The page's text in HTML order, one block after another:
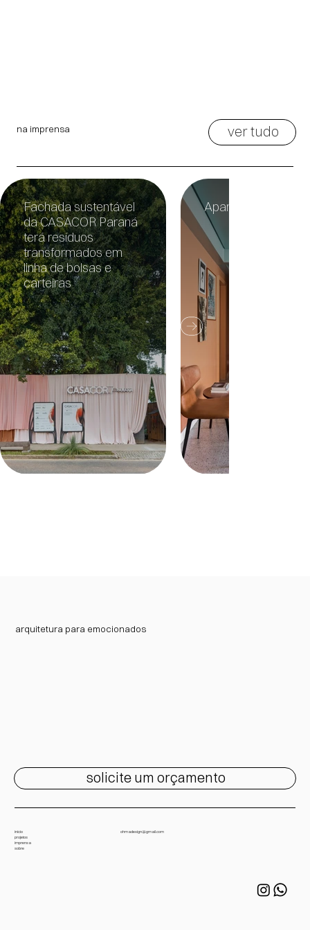
Fachada sustentável
da CASACOR Paraná
terá resíduos
transformados em
linha de bolsas e
carteiras
Apartamento
na imprensa ver tudo
início
projetos
imprensa
sobre
ohmadesign@gmail.com
arquitetura para emocionados
solicite um orçamento